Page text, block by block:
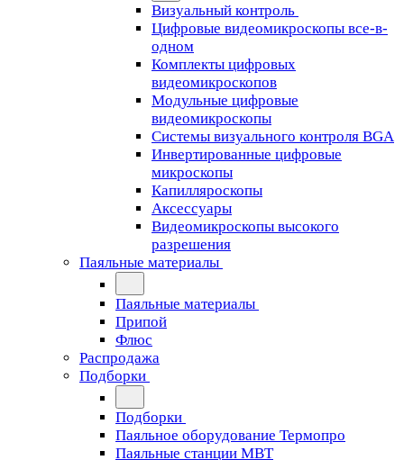
Визуальный контроль
Цифровые видеомикроскопы все-в-
одном
Комплекты цифровых
видеомикроскопов
Модульные цифровые
видеомикроскопы
Cистемы визуального контроля BGA
Инвертированные цифровые
микроскопы
Капилляроскопы
Аксессуары
Видеомикроскопы высокого
разрешения
Паяльные материалы
Паяльные материалы
Припой
Флюс
Распродажа
Подборки
Подборки
Паяльное оборудование Термопро
Паяльные станции MBT